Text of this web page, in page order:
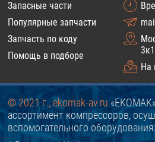
Запасные части
Популярные запчасти
Запчасть по коду
Помощь в подборе
3к1
На
© 2021 г., ekomak-av.ru
ассортимент компрессоров,
вспомогательного оборудования.